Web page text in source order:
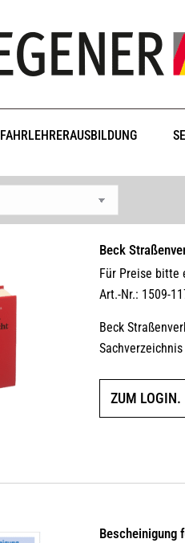
FAHRLEHRERAUSBILDUNG
Beck
Für Preise bitte
Art.-Nr.: 1509-
Beck
ZUM LOGIN.
Bescheinigung